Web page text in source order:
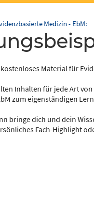
Medizin - EbM:
Material für
Inhalten für jede Art
zum eigenständigen
bringe dich und dein
Fach-Highlight